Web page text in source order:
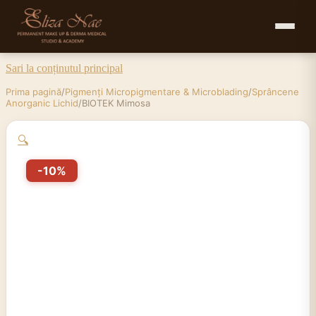
Sari la conținutul principal
Prima pagină/Pigmenți Micropigmentare & Microblading/Sprâncene
Anorganic Lichid/BIOTEK Mimosa
🔍
-10%